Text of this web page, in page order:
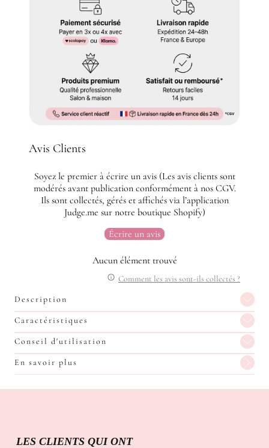
Avis Clients
Soyez le premier à écrire un avis (Les avis clients sont
modérés avant publication conformément à nos CGV.
Ils sont collectés, gérés et affichés via l’application
Judge.me sur notre boutique Shopify)
Écrire un avis
Aucun élément trouvé
Comment les avis sont-ils collectés ?
Description
Caractéristiques
Conseil d'utilisation
En savoir plus
LES CLIENTS QUI ONT